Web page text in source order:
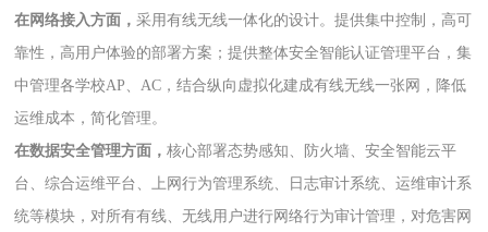
在网络接入方面， 采用有线无线一体化的设计。提供集中控制，高可
靠性，高用户体验的部署方案；提供整体安全智能认证管理平台，集
中管理各学校AP、AC，结合纵向虚拟化建成有线无线一张网，降低
运维成本，简化管理。
在数据安全管理方面，核心部署态势感知、防火墙、安全智能云平
台、综合运维平台、上网行为管理系统、日志审计系统、运维审计系
统等模块，对所有有线、无线用户进行网络行为审计管理，对危害网